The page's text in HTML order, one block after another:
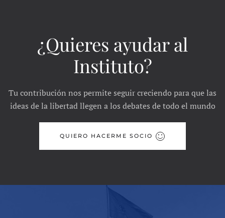
¿Quieres ayudar al
Instituto?
Tu contribución nos permite seguir creciendo para que las
ideas de la libertad llegen a los debates de todo el mundo
QUIERO HACERME SOCIO